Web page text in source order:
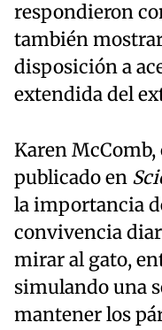
respondieron
también
disposición a
extendida del
Karen
publicado en
la importancia
convivencia
mirar al gato,
simulando una
mantener los